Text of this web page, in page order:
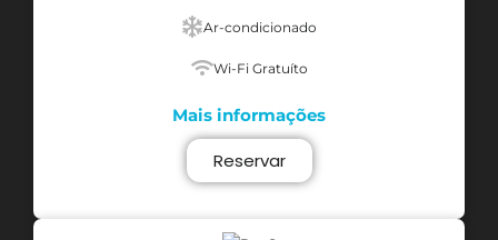
Ar-condicionado
Wi-Fi Gratuíto
Mais informações
Reservar